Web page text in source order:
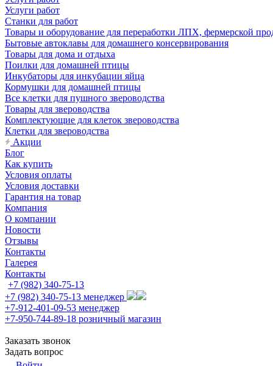
Услуги работ
Станки для работ
Товары и оборудование для переработки ЛПХ, фермерской
Бытовые автоклавы для домашнего консервирования
Товары для дома и отдыха
Поилки для домашней птицы
Инкубаторы для инкубации яйца
Кормушки для домашней птицы
Все клетки для пушного звероводства
Товары для звероводства
Комплектующие для клеток звероводства
Клетки для звероводства
Акции
Блог
Как купить
Условия оплаты
Условия доставки
Гарантия на товар
Компания
О компании
Новости
Отзывы
Контакты
Галерея
Контакты
+7 (982) 340-75-13
+7 (982) 340-75-13 менеджер
+7-912-401-09-53 менеджер
+7-950-744-89-18 розничный магазин
Заказать звонок
Задать вопрос